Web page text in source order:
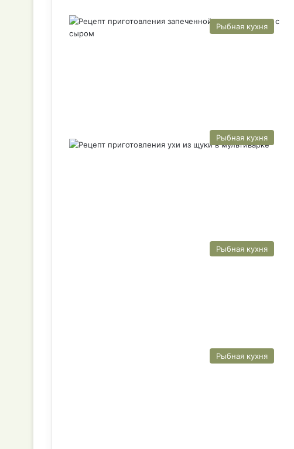
Рыбная кухня
Рыбная кухня
Рыбная кухня
Рыбная кухня